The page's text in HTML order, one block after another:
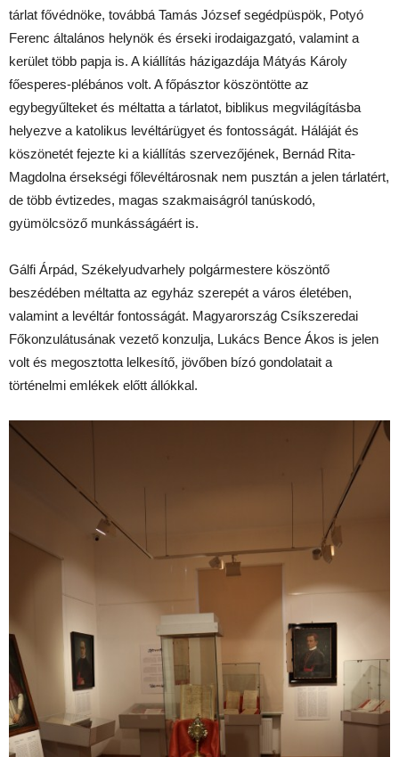
tárlat fővédnöke, továbbá Tamás József segédpüspök, Potyó
Ferenc általános helynök és érseki irodaigazgató, valamint a
kerület több papja is. A kiállítás házigazdája Mátyás Károly
főesperes-plébános volt. A főpásztor köszöntötte az
egybegyűlteket és méltatta a tárlatot, biblikus megvilágításba
helyezve a katolikus levéltárügyet és fontosságát. Háláját és
köszönetét fejezte ki a kiállítás szervezőjének, Bernád Rita-
Magdolna érsekségi főlevéltárosnak nem pusztán a jelen tárlatért,
de több évtizedes, magas szakmaiságról tanúskodó,
gyümölcsöző munkásságáért is.
Gálfi Árpád, Székelyudvarhely polgármestere köszöntő
beszédében méltatta az egyház szerepét a város életében,
valamint a levéltár fontosságát. Magyarország Csíkszeredai
Főkonzulátusának vezető konzulja, Lukács Bence Ákos is jelen
volt és megosztotta lelkesítő, jövőben bízó gondolatait a
történelmi emlékek előtt állókkal.